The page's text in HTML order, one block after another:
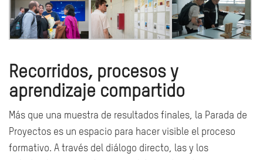
Recorridos, procesos y
aprendizaje compartido
Más que una muestra de resultados finales, la Parada de
Proyectos es un espacio para hacer visible el proceso
formativo. A través del diálogo directo, las y los